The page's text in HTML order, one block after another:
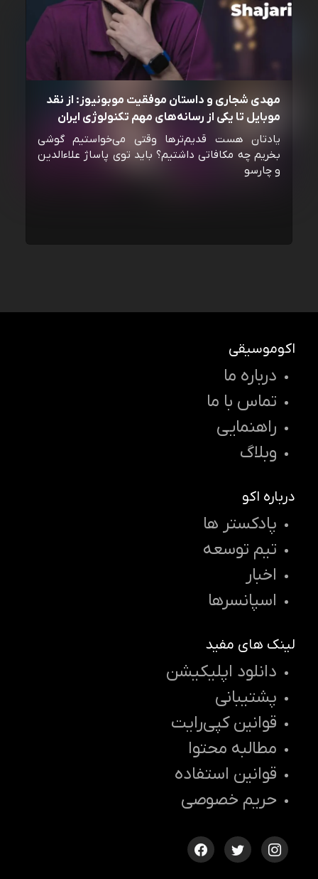
مهدی شجاری و داستان موفقیت موبونیوز: از نقد
موبایل تا یکی از رسانه‌‌های مهم تکنولوژی ایران
یادتان هست قدیم‌ترها وقتی می‌خواستیم گوشی
بخریم چه مکافاتی داشتیم؟ باید توی پاساژ علاءالدین
و چارسو
اکوموسیقی
درباره ما
تماس با ما
راهنمایی
وبلاگ
درباره اکو
پادکستر ها
تیم توسعه
اخبار
اسپانسرها
لینک های مفید
دانلود اپلیکیشن
پشتیبانی
قوانین کپی‌رایت
مطالبه محتوا
قوانین استفاده
حریم خصوصی